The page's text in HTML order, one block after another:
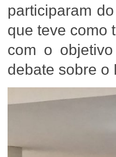
participaram
que teve como
com o
debate sobre